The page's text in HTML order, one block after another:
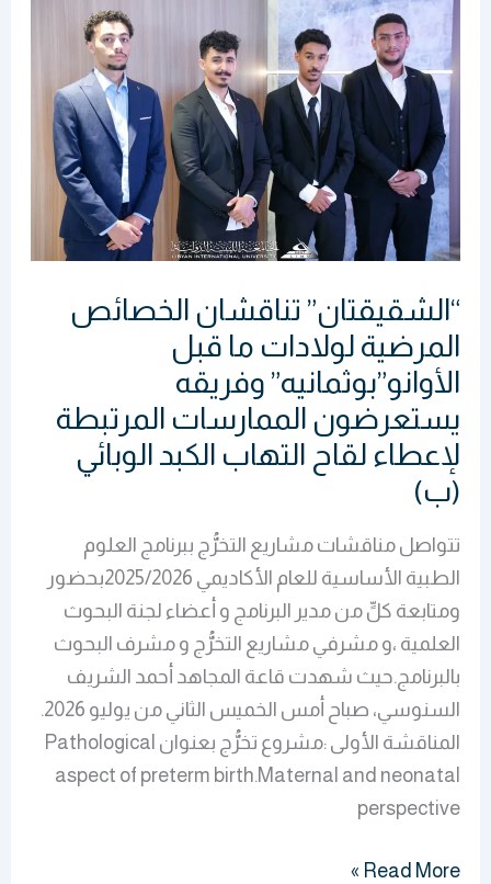
“الشقيقتان” تناقشان الخصائص
المرضية لولادات ما قبل
الأوانو”بوثمانيه” وفريقه
يستعرضون الممارسات المرتبطة
لإعطاء لقاح التهاب الكبد الوبائي
(ب)
تتواصل مناقشات مشاريع التخرُّج ببرنامج العلوم
الطبية الأساسية للعام الأكاديمي 2025/2026بحضور
ومتابعة كلٍّ من مدير البرنامج و أعضاء لجنة البحوث
العلمية ،و مشرفي مشاريع التخرُّج و مشرف البحوث
بالبرنامج.حيث شهدت قاعة المجاهد أحمد الشريف
السنوسي، صباح أمس الخميس الثاني من يوليو 2026.
المناقشة الأولى :مشروع تخرُّج بعنوان Pathological
aspect of preterm birth.Maternal and neonatal
perspective
تناقشان
الخصائص
المرضية
لولادات
ما
قبل
الأوانو”بوثمانيه”
وفريقه
الممارسات
المرتبطة
لإعطاء
لقاح
التهاب
الكبد
(ب)
Read More »